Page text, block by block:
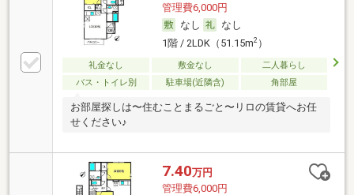
管理費6,000円
なし
なし
1階 / 2LDK（51.15m2）
礼金なし 敷金なし
二人暮らし
バス・トイレ別
駐車場(近隣含) 角部屋
お部屋探しは〜住むことまるごと〜リロの賃貸へお任
せください♪
7.40万円
管理費6,000円